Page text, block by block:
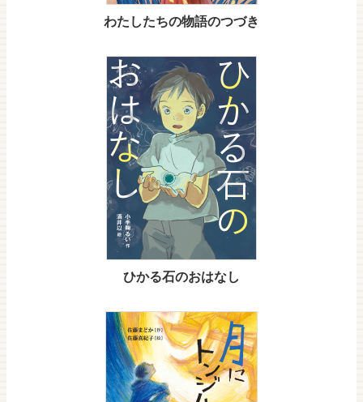
わたしたちの物語のつづき
ひかる石のおはなし